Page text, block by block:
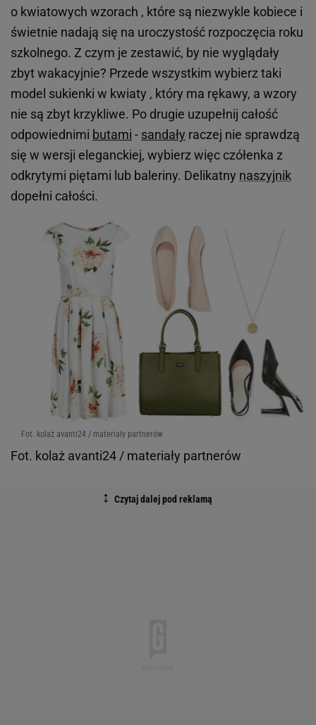
o kwiatowych wzorach , które są niezwykle kobiece i
świetnie nadają się na uroczystość rozpoczęcia roku
szkolnego. Z czym je zestawić, by nie wyglądały
zbyt wakacyjnie? Przede wszystkim wybierz taki
model sukienki w kwiaty , który ma rękawy, a wzory
nie są zbyt krzykliwe. Po drugie uzupełnij całość
odpowiednimi butami - sandały raczej nie sprawdzą
się w wersji eleganckiej, wybierz więc czółenka z
odkrytymi piętami lub baleriny. Delikatny naszyjnik
dopełni całości.
Fot. kolaż avanti24 / materiały partnerów
Fot. kolaż avanti24 / materiały partnerów